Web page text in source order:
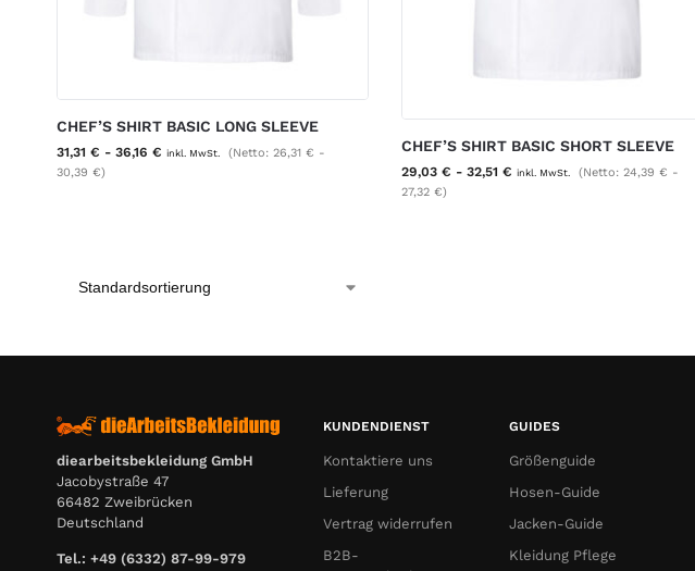
CHEF’S SHIRT BASIC LONG SLEEVE
31,31 € - 36,16 € inkl. MwSt. (Netto: 26,31 € -
30,39 €)
CHEF’S SHIRT BASIC SHORT SLEEVE
29,03€ -32,51€ inkl. MwSt. (Netto:24,39€ -
27,32€)
diearbeitsbekleidung GmbH
Jacobystraße 47
66482 Zweibrücken
Deutschland
Tel.: +49 (6332) 87-99-979
KUNDENDIENST
Kontaktiere uns
Lieferung
Vertrag widerrufen
B2B-
GUIDES
Größenguide
Hosen-Guide
Jacken-Guide
Kleidung Pflege